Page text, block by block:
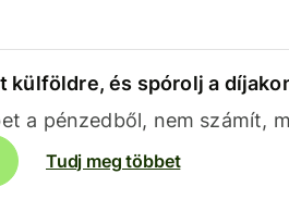
külföldre, és spórolj a
a pénzedből, nem számít,
Tudj meg többet